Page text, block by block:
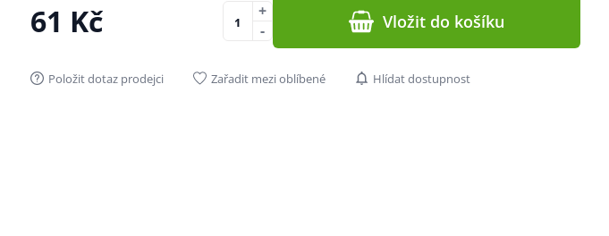
61 Kč -
+ Vložit do košíku
Položit dotaz prodejci Zařadit mezi oblíbené Hlídat dostupnost